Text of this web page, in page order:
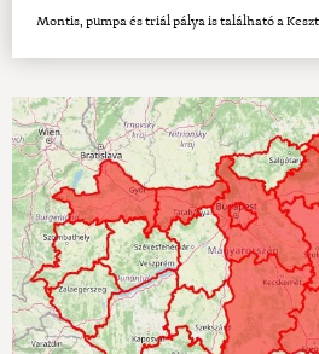
Montis, pumpa és triál pálya is található a